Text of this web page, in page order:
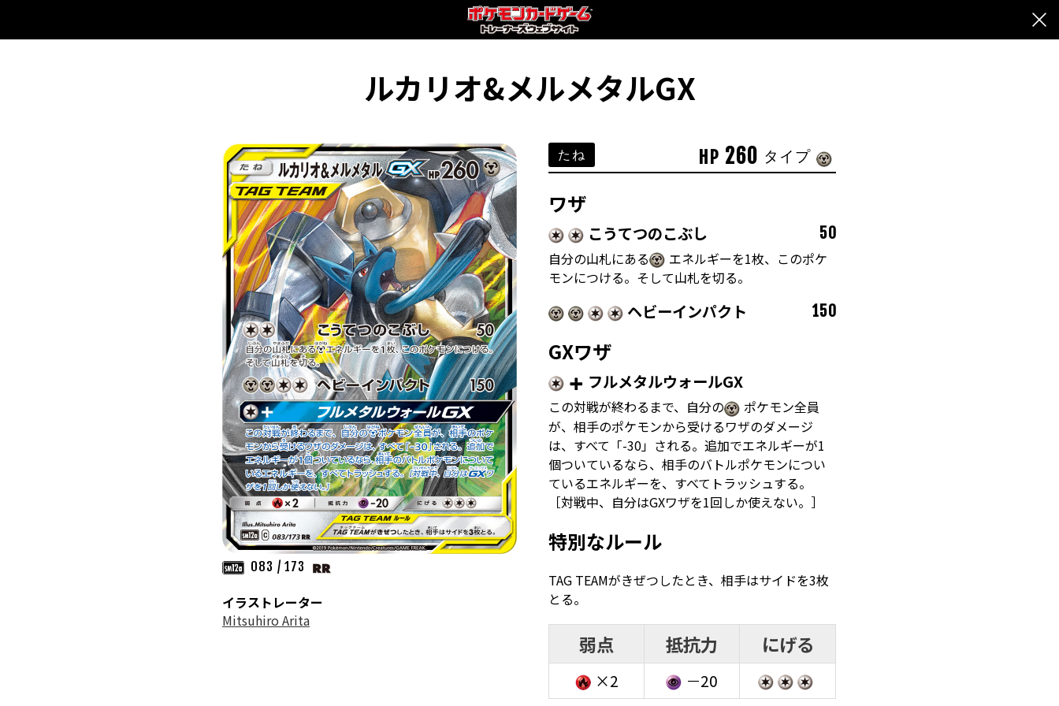
ルカリオ&メルメタルGX
083 / 173
イラストレーター
Mitsuhiro Arita
たね HP 260 タイプ
ワザ
こうてつのこぶし
50
自分の山札にある
エネルギーを1枚、このポケ
モンにつける。そして山札を切る。
ヘビーインパクト 150
GXワザ
フルメタルウォールGX
この対戦が終わるまで、自分の
ポケモン全員
が、相手のポケモンから受けるワザのダメージ
は、すべて「-30」される。追加でエネルギーが1
個ついているなら、相手のバトルポケモンについ
ているエネルギーを、すべてトラッシュする。
［対戦中、自分はGXワザを1回しか使えない。］
特別なルール
TAG TEAMがきぜつしたとき、相手はサイドを3枚
とる。
弱点 抵抗力 にげる
×2 －20